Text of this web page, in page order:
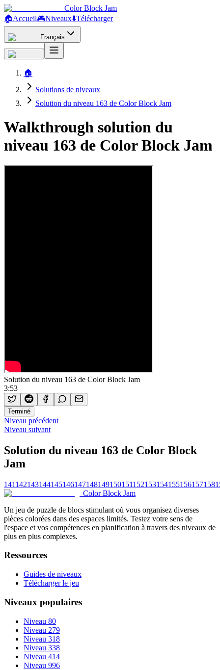
Color Block Jam
🏠Accueil🎮Niveaux⬇️Télécharger
Français
🏠
Solutions de niveaux
Solution du niveau 163 de Color Block Jam
Walkthrough solution du
niveau 163 de Color Block Jam
Solution du niveau 163 de Color Block Jam
3:53
Terminé
Niveau précédent
Niveau suivant
Solution du niveau 163 de Color Block
Jam
141142143144145146147148149150151152153154155156157158
Color Block Jam
Un jeu de puzzle de blocs stimulant où vous organisez diverses
pièces colorées dans des espaces limités. Testez votre sens de
l'espace et vos compétences en planification à travers des niveaux de
plus en plus complexes.
Ressources
Guides de niveaux
Télécharger le jeu
Niveaux populaires
Niveau 80
Niveau 279
Niveau 318
Niveau 338
Niveau 414
Niveau 996